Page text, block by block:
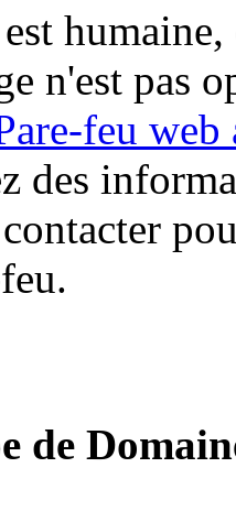
n'est pas
feu web
des
de